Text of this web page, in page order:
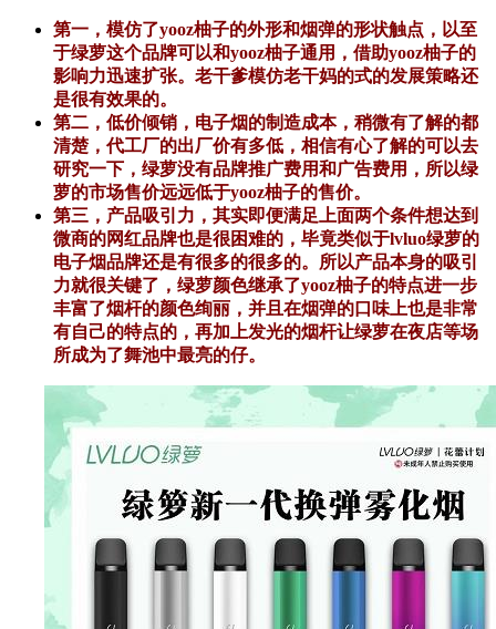
第一，模仿了yooz柚子的外形和烟弹的形状触点，以至
于绿萝这个品牌可以和yooz柚子通用，借助yooz柚子的
影响力迅速扩张。老干爹模仿老干妈的式的发展策略还
是很有效果的。
第二，低价倾销，电子烟的制造成本，稍微有了解的都
清楚，代工厂的出厂价有多低，相信有心了解的可以去
研究一下，绿萝没有品牌推广费用和广告费用，所以绿
萝的市场售价远远低于yooz柚子的售价。
第三，产品吸引力，其实即便满足上面两个条件想达到
微商的网红品牌也是很困难的，毕竟类似于lvluo绿萝的
电子烟品牌还是有很多的很多的。所以产品本身的吸引
力就很关键了，绿萝颜色继承了yooz柚子的特点进一步
丰富了烟杆的颜色绚丽，并且在烟弹的口味上也是非常
有自己的特点的，再加上发光的烟杆让绿萝在夜店等场
所成为了舞池中最亮的仔。